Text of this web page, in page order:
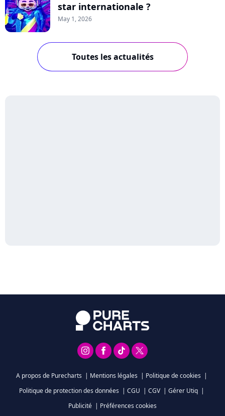
star internationale ?
May 1, 2026
Toutes les actualités
A propos de Purecharts | Mentions légales | Politique de cookies |
Politique de protection des données | CGU | CGV | Gérer Utiq |
Publicité | Préférences cookies